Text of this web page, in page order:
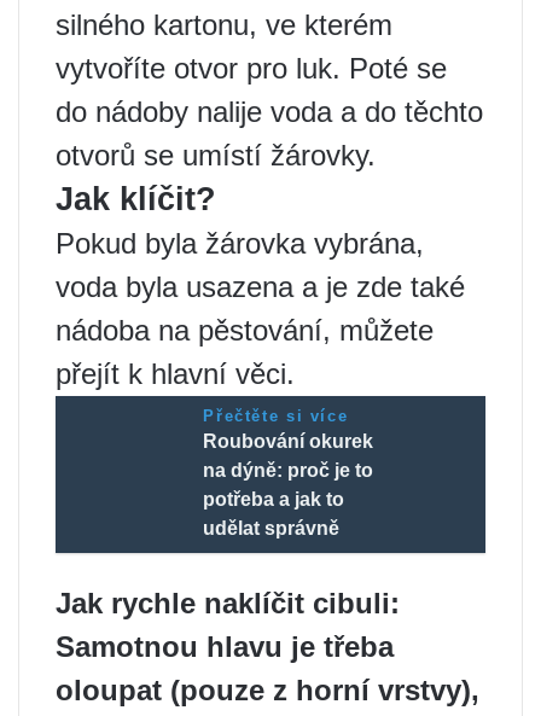
silného kartonu, ve kterém
vytvoříte otvor pro luk. Poté se
do nádoby nalije voda a do těchto
otvorů se umístí žárovky.
Jak klíčit?
Pokud byla žárovka vybrána,
voda byla usazena a je zde také
nádoba na pěstování, můžete
přejít k hlavní věci.
Přečtěte si více
Roubování okurek
na dýně: proč je to
potřeba a jak to
udělat správně
Jak rychle naklíčit cibuli:
Samotnou hlavu je třeba
oloupat (pouze z horní vrstvy),